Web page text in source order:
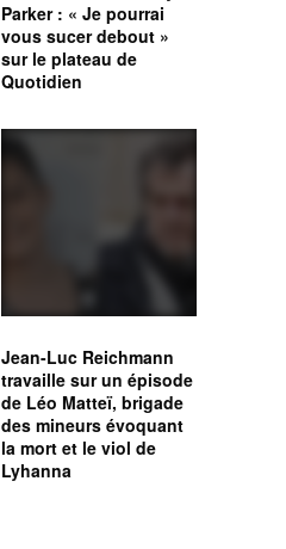
Parker : « Je pourrai
vous sucer debout »
sur le plateau de
Quotidien
Jean-Luc Reichmann
travaille sur un épisode
de Léo Matteï, brigade
des mineurs évoquant
la mort et le viol de
Lyhanna